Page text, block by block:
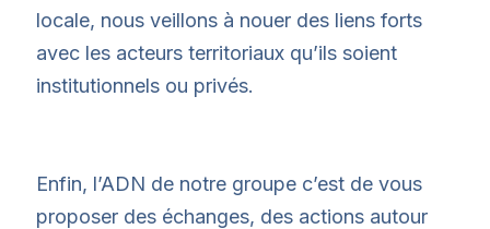
locale, nous veillons à nouer des liens forts
avec les acteurs territoriaux qu’ils soient
institutionnels ou privés.
Enfin, l’ADN de notre groupe c’est de vous
proposer des échanges, des actions autour